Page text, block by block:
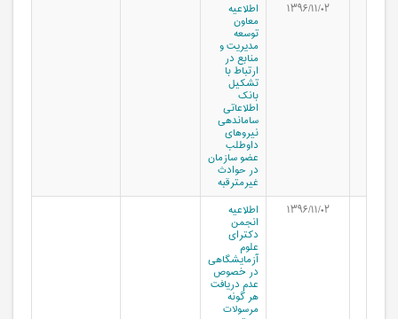
۱۳۹۶/۱۱/۰۲
اطلاعیه
معاون
توسعه
مدیریت و
منابع در
ارتباط با
تشکیل
بانک
اطلاعاتی
ساماندهی
نیروهای
داوطلب
عضو سازمان
در حوادث
غیرمترقبه
۱۳۹۶/۱۱/۰۲
اطلاعیه
انجمن
دکترای
علوم
آزمایشگاهی
در خصوص
عدم دریافت
هر گونه
مرسولات